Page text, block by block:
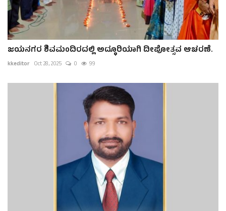
ಜಯನಗರ ಶಿವಮಂದಿರದಲ್ಲಿ ಅದ್ಧೂರಿಯಾಗಿ ದೀಪೋತ್ಸವ ಆಚರಣೆ.
kkeditor Oct 28, 2025 0 99